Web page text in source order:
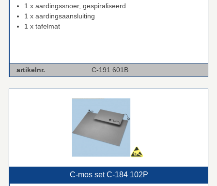
1 x aardingssnoer, gespiraliseerd
1 x aardingsaansluiting
1 x tafelmat
artikelnr. C-191 601B
C‑mos set C‑184 102P